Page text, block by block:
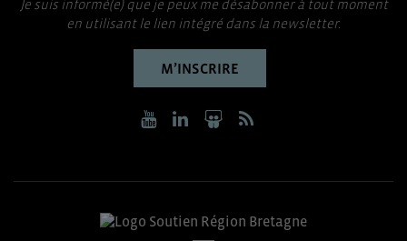
Je suis informé(e) que je peux me désabonner à tout moment
en utilisant le lien intégré dans la newsletter.
M’INSCRIRE